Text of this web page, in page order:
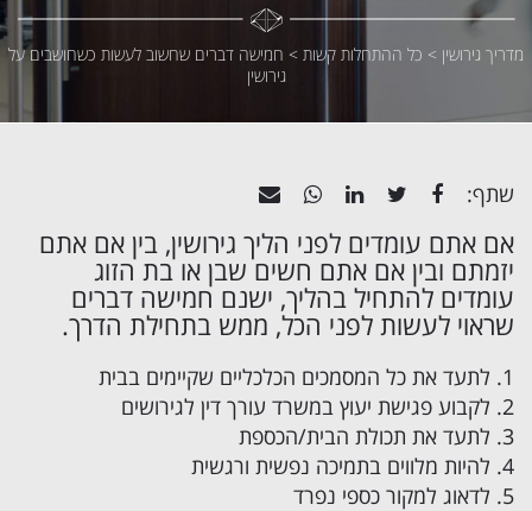
מדריך גירושין > כל ההתחלות קשות > חמישה דברים שחשוב לעשות כשחושבים על
גירושין
שתף:
אם אתם עומדים לפני הליך גירושין, בין אם אתם
יזמתם ובין אם אתם חשים שבן או בת הזוג
עומדים להתחיל בהליך, ישנם חמישה דברים
שראוי לעשות לפני הכל, ממש בתחילת הדרך.
1. לתעד את כל המסמכים הכלכליים שקיימים בבית
2. לקבוע פגישת יעוץ במשרד
עורך דין לגירושים
3. לתעד את תכולת הבית/הכספת
4. להיות מלווים בתמיכה נפשית ורגשית
5. לדאוג למקור כספי נפרד